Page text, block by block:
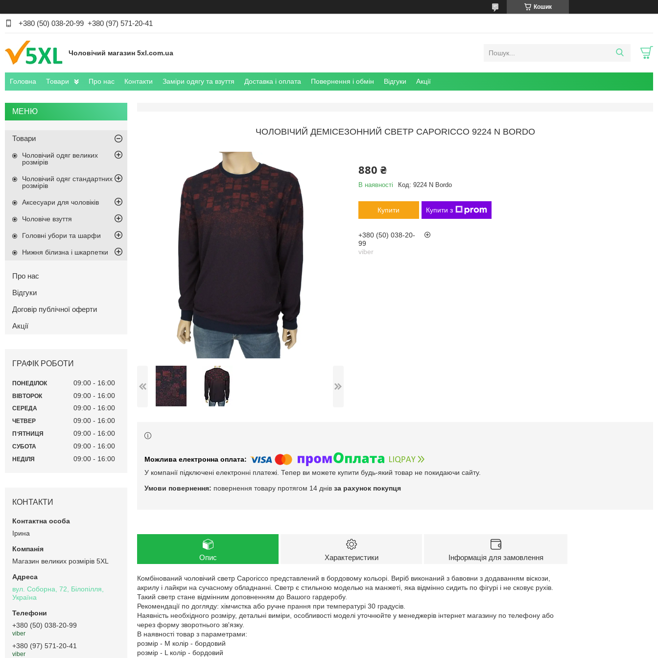
Кошик
+380 (50) 038-20-99 +380 (97) 571-20-41
Чоловічий магазин 5xl.com.ua
Головна Товари Про нас Контакти Заміри одягу та взуття Доставка і оплата Повернення і обмін Відгуки Акції
ЧОЛОВІЧИЙ ДЕМІСЕЗОННИЙ СВЕТР CAPORICCO 9224 N BORDO
880 ₴
В наявності Код: 9224 N Bordo
Купити Купити з
+380 (50) 038-20-
99
viber
У компанії підключені електронні платежі. Тепер ви можете купити будь-який товар не покидаючи сайту.
повернення товару протягом 14 днів за рахунок покупця
Опис Характеристики Інформація для замовлення
Комбінований чоловічий светр Caporicco представлений в бордовому кольорі. Виріб виконаний з бавовни з додаванням віскози,
акрилу і лайкри на сучасному обладнанні. Светр є стильною моделью на манжеті, яка відмінно сидить по фігурі і не сковує рухів.
Такий светр стане відмінним доповненням до Вашого гардеробу.
Рекомендації по догляду: хімчистка або ручне прання при температурі 30 градусів.
Наявність необхідного розміру, детальні виміри, особливості моделі уточнюйте у менеджерів інтернет магазину по телефону або
через форму зворотнього зв'язку.
В наявності товар з параметрами:
розмір - M колір - бордовий
розмір - L колір - бордовий
Товари
Чоловічий одяг великих
розмірів
Чоловічий одяг стандартних
розмірів
Аксесуари для чоловіків
Чоловіче взуття
Головні убори та шарфи
Нижня білизна і шкарпетки
Про нас
Відгуки
Договір публічної оферти
Акції
ГРАФІК РОБОТИ
ПОНЕДІЛОК 09:00 16:00
ВІВТОРОК 09:00 16:00
СЕРЕДА 09:00 16:00
ЧЕТВЕР 09:00 16:00
ПʼЯТНИЦЯ 09:00 16:00
СУБОТА 09:00 16:00
НЕДІЛЯ 09:00 16:00
КОНТАКТИ
Ірина
Магазин великих розмірів 5XL
вул. Соборна, 72, Білопілля,
Україна
+380 (50) 038-20-99
viber
+380 (97) 571-20-41
viber